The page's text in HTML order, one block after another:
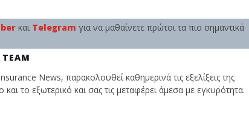
και Telegram για να μαθαίνετε πρώτοι τα πιο σημαντικά
TEAM
News, παρακολουθεί καθημερινά τις εξελίξεις της
το εξωτερικό και σας τις μεταφέρει άμεσα με εγκυρότητα.